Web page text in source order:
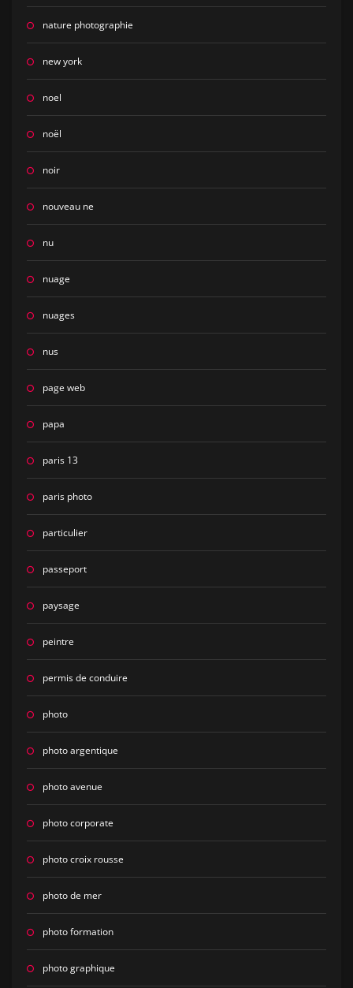
nature photographie
new york
noel
noël
noir
nouveau ne
nu
nuage
nuages
nus
page web
papa
paris 13
paris photo
particulier
passeport
paysage
peintre
permis de conduire
photo
photo argentique
photo avenue
photo corporate
photo croix rousse
photo de mer
photo formation
photo graphique